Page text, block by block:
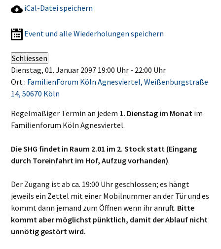
iCal-Datei speichern
Event und alle Wiederholungen speichern
Schliessen
Dienstag, 01. Januar 2097 19:00 Uhr - 22:00 Uhr
Ort : FamilienForum Köln Agnesviertel, Weißenburgstraße
14, 50670 Köln
Regelmäßiger Termin an jedem 1. Dienstag im Monat im
Familienforum Köln Agnesviertel.
Die SHG findet in Raum 2.01 im 2. Stock statt (Eingang
durch Toreinfahrt im Hof, Aufzug vorhanden).
Der Zugang ist ab ca. 19:00 Uhr geschlossen; es hängt
jeweils ein Zettel mit einer Mobilnummer an der Tür und es
kommt dann jemand zum Öffnen wenn ihr anruft. Bitte
kommt aber möglichst pünktlich, damit der Ablauf nicht
unnötig gestört wird.